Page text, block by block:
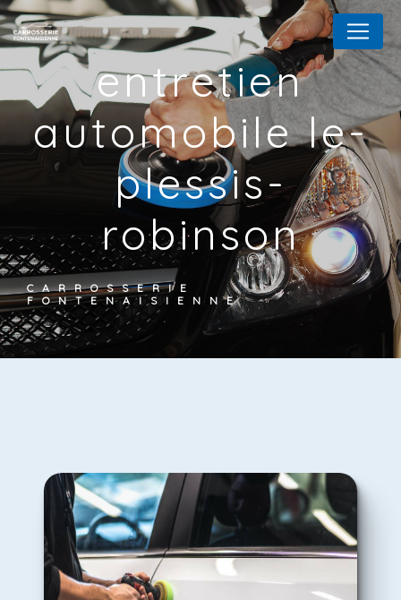
entretien
automobile le-
plessis-
robinson
CARROSSERIE
FONTENAISIENNE
Panneau de gestion des cookies